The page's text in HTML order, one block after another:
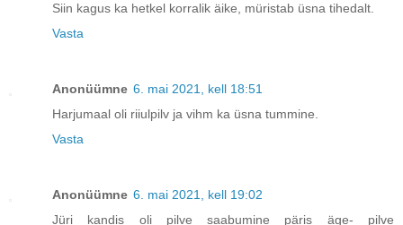
Siin kagus ka hetkel korralik äike, müristab üsna tihedalt.
Vasta
Anonüümne 6. mai 2021, kell 18:51
Harjumaal oli riiulpilv ja vihm ka üsna tummine.
Vasta
Anonüümne 6. mai 2021, kell 19:02
Jüri kandis oli pilve saabumine päris äge- pilve